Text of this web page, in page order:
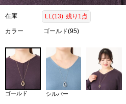
在庫 LL(13) 残り1点
カラー ゴールド(95)
ゴールド シルバー